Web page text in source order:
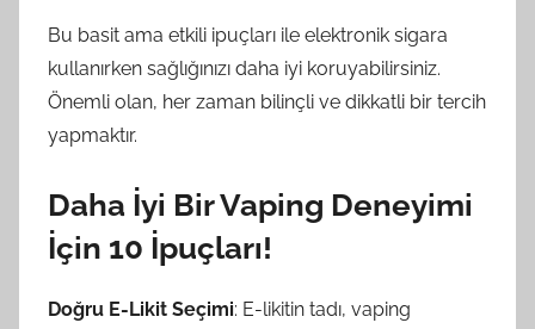
Bu basit ama etkili ipuçları ile elektronik sigara
kullanırken sağlığınızı daha iyi koruyabilirsiniz.
Önemli olan, her zaman bilinçli ve dikkatli bir tercih
yapmaktır.
Daha İyi Bir Vaping Deneyimi
İçin 10 İpuçları!
Doğru E-Likit Seçimi: E-likitin tadı, vaping